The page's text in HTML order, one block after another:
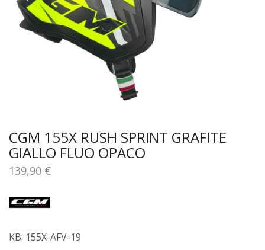
CGM 155X RUSH SPRINT GRAFITE
GIALLO FLUO OPACO
139,90 €
KB: 155X-AFV-19